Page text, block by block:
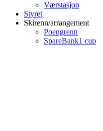
Værstasjon
Styret
Skirenn/arrangement
Poengrenn
SpareBank1 cup